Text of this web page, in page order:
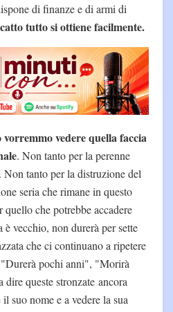
di finanze e di armi di
tutto si ottiene facilmente.
vedere quella faccia
. Non tanto per la perenne
tanto per la distruzione del
seria che rimane in questo
quello che potrebbe accadere
è vecchio, non durerà per sette
che ci continuano a ripetere
pochi anni", "Morirà
queste stronzate ancora
suo nome e a vedere la sua